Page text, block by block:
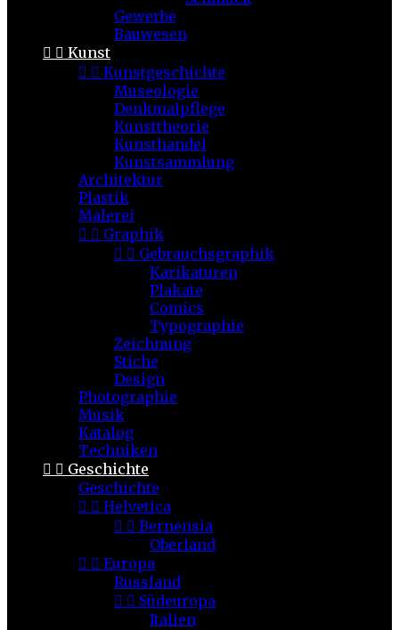
Gewerbe
Bauwesen
  Kunst
  Kunstgeschichte
Museologie
Denkmalpflege
Kunsttheorie
Kunsthandel
Kunstsammlung
Architektur
Plastik
Malerei
  Graphik
  Gebrauchsgraphik
Karikaturen
Plakate
Comics
Typographie
Zeichnung
Stiche
Design
Photographie
Musik
Katalog
Techniken
  Geschichte
Geschichte
  Helvetica
  Bernensia
Oberland
  Europa
Russland
  Südeuropa
Italien